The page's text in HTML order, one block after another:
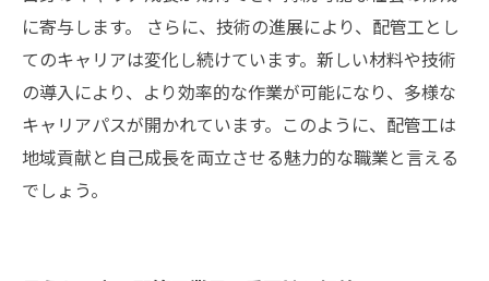
に寄与します。 さらに、技術の進展により、配管工とし
てのキャリアは変化し続けています。新しい材料や技術
の導入により、より効率的な作業が可能になり、多様な
キャリアパスが開かれています。このように、配管工は
地域貢献と自己成長を両立させる魅力的な職業と言える
でしょう。